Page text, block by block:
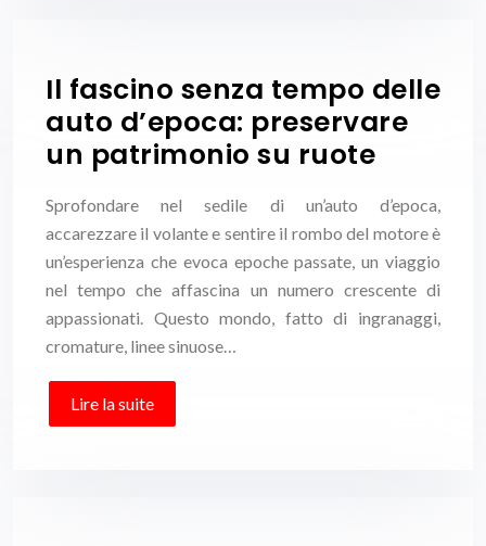
Il fascino senza tempo delle
auto d’epoca: preservare
un patrimonio su ruote
Sprofondare nel sedile di un’auto d’epoca,
accarezzare il volante e sentire il rombo del motore è
un’esperienza che evoca epoche passate, un viaggio
nel tempo che affascina un numero crescente di
appassionati. Questo mondo, fatto di ingranaggi,
cromature, linee sinuose…
Lire la suite